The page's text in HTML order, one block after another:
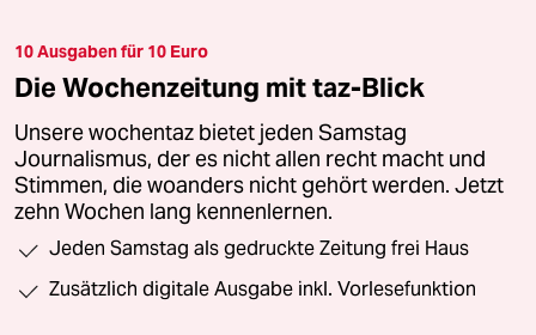
10 Ausgaben für 10 Euro
Die Wochenzeitung mit taz-Blick
Unsere wochentaz bietet jeden Samstag
Journalismus, der es nicht allen recht macht und
Stimmen, die woanders nicht gehört werden. Jetzt
zehn Wochen lang kennenlernen.
Jeden Samstag als gedruckte Zeitung frei Haus
Zusätzlich digitale Ausgabe inkl. Vorlesefunktion